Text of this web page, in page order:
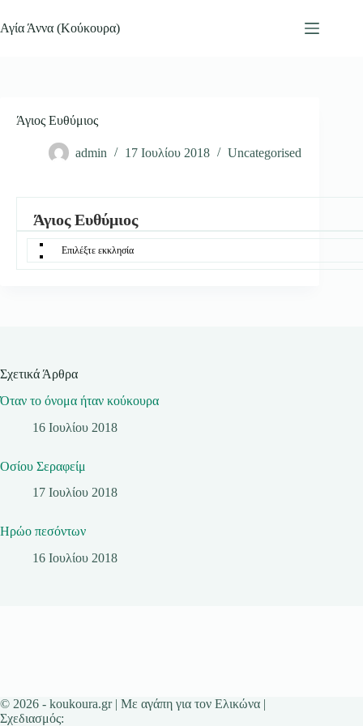
στο
περιεχόμενο
Αγία Άννα (Κούκουρα)
Άγιος Ευθύμιος
admin 17 Ιουλίου 2018 Uncategorised
Άγιος Ευθύμιος
Επιλέξτε εκκλησία
Σχετικά Άρθρα
Όταν το όνομα ήταν κούκουρα
16 Ιουλίου 2018
Οσίου Σεραφείμ
17 Ιουλίου 2018
Ηρώο πεσόντων
16 Ιουλίου 2018
© 2026 - koukoura.gr | Με αγάπη για τον Ελικώνα |
Σχεδιασμός: